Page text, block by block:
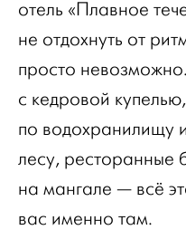
отель «Плавное
не отдохнуть от
просто
с кедровой
по водохранилищу
лесу, ресторанные
на мангале — всё
вас именно там.